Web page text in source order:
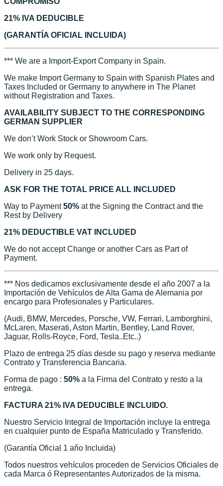
21% IVA DEDUCIBLE
(GARANTÍA OFICIAL INCLUIDA)
*** We are a Import-Export Company in Spain.
We make Import Germany to Spain with Spanish Plates and
Taxes Included or Germany to anywhere in The Planet
without Registration and Taxes.
AVAILABILITY SUBJECT TO THE CORRESPONDING
GERMAN SUPPLIER
We don’t Work Stock or Showroom Cars.
We work only by Request.
Delivery in 25 days.
ASK FOR THE TOTAL PRICE ALL INCLUDED
Way to Payment50% at the Signing the Contract and the
Rest by Delivery
21% DEDUCTIBLE VAT INCLUDED
We do not accept Change or another Cars as Part of
Payment.
*** Nos dedicamos exclusivamente desde el año 2007 a la
Importación de Vehículos de Alta Gama de Alemania por
encargo para Profesionales y Particulares.
(Audi, BMW, Mercedes, Porsche, VW, Ferrari, Lamborghini,
McLaren, Maserati, Aston Martin, Bentley, Land Rover,
Jaguar, Rolls-Royce, Ford, Tesla..Etc..)
Plazo de entrega 25 días desde su pago y reserva mediante
Contrato y Transferencia Bancaria.
Forma de pago : 50% a la Firma del Contrato y resto a la
entrega.
FACTURA 21% IVA DEDUCIBLE INCLUIDO.
Nuestro Servicio Integral de Importación incluye la entrega
en cualquier punto de España Matriculado y Transferido.
(Garantía Oficial 1 aňo Incluida)
Todos nuestros vehículos proceden de Servicios Oficiales de
cada Marca ó Representantes Autorizados de la misma.